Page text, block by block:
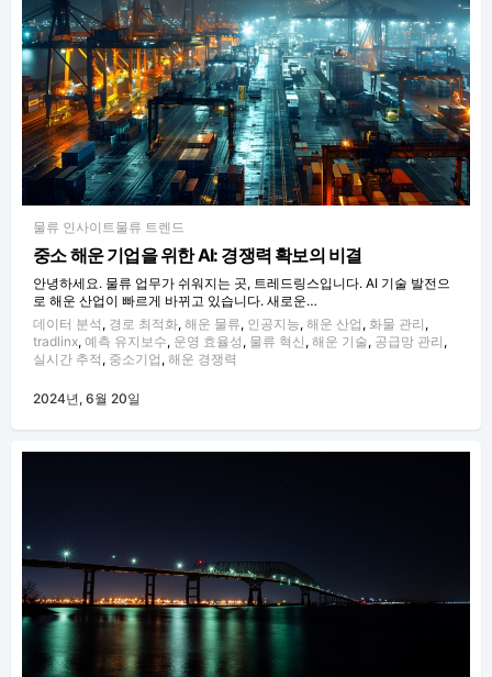
물류 인사이트 물류 트렌드
중소 해운 기업을 위한 AI: 경쟁력 확보의 비결
안녕하세요. 물류 업무가 쉬워지는 곳, 트레드링스입니다. AI 기술 발전으
로 해운 산업이 빠르게 바뀌고 있습니다. 새로운…
데이터 분석 , 경로 최적화, 해운 물류, 인공지능, 해운 산업 , 화물 관리 ,
tradlinx, 예측 유지보수, 운영 효율성 , 물류 혁신 , 해운 기술, 공급망 관리 ,
실시간 추적 , 중소기업 , 해운 경쟁력
2024년, 6월 20일